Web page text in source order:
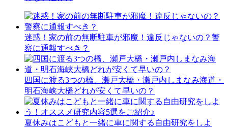
迷惑！家の前の無断駐車が邪魔！違反じゃないの？警
察に通報すべき？
四国に渡る3つの橋、瀬戸大橋・瀬戸内しまなみ海道・
明石海峡大橋どれが安くて早いの？
夏休みはこどもと一緒に車に関する自由研究をしよ